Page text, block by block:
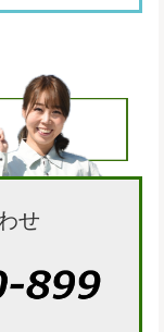
せ